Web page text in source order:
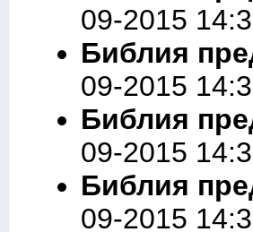
09-2015
Библия
09-2015
Библия
09-2015
Библия
09-2015